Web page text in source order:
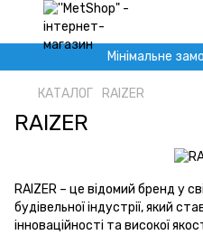
Мінімальне
КАТАЛОГ RAIZER
RAIZER
RAIZER – це відомий бренд у
будівельної індустрії, який
інноваційності та високої